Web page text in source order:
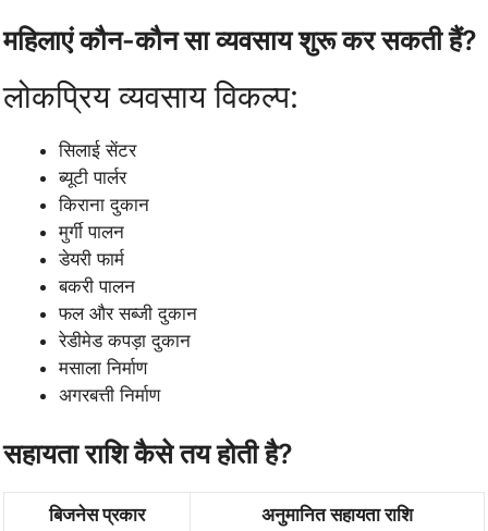
महिलाएं कौन-कौन सा व्यवसाय शुरू कर सकती हैं?
लोकप्रिय व्यवसाय विकल्प:
सिलाई सेंटर
ब्यूटी पार्लर
किराना दुकान
मुर्गी पालन
डेयरी फार्म
बकरी पालन
फल और सब्जी दुकान
रेडीमेड कपड़ा दुकान
मसाला निर्माण
अगरबत्ती निर्माण
सहायता राशि कैसे तय होती है?
बिजनेस प्रकार अनुमानित सहायता राशि